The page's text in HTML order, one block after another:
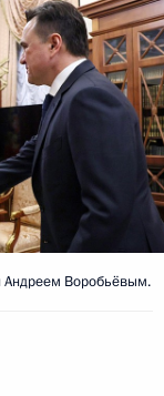
Андреем Воробьёвым.